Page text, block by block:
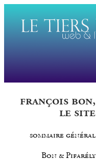
françois bon,
le site
sommaire général
Bon & Pifarély